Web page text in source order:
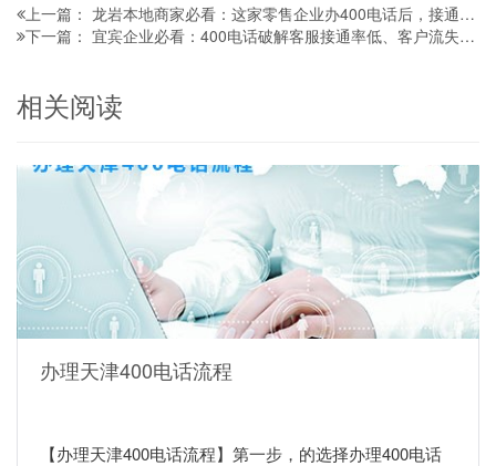
上一篇： 龙岩本地商家必看：这家零售企业办400电话后，接通率提30%客户留存涨25%
下一篇： 宜宾企业必看：400电话破解客服接通率低、客户流失的经营难题
相关阅读
办理天津400电话流程
【办理天津400电话流程】第一步，的选择办理400电话